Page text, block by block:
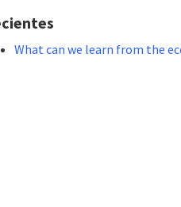
What can we learn from the